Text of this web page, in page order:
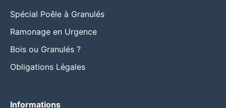
Spécial Poêle à Granulés
Ramonage en Urgence
Bois ou Granulés ?
Obligations Légales
Informations